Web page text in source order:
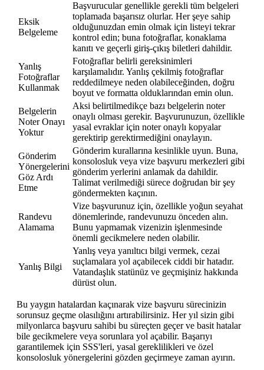
Eksik
Belgeleme
Başvurucular genellikle gerekli tüm belgeleri
toplamada başarısız olurlar. Her şeye sahip
olduğunuzdan emin olmak için listeyi tekrar
kontrol edin; buna fotoğraflar, konaklama
kanıtı ve geçerli giriş-çıkış biletleri dahildir.
Yanlış
Fotoğraflar
Kullanmak
Fotoğraflar belirli gereksinimleri
karşılamalıdır. Yanlış çekilmiş fotoğraflar
reddedilmeye neden olabileceğinden, doğru
boyut ve formatta olduklarından emin olun.
Belgelerin
Noter Onayı
Yoktur
Aksi belirtilmedikçe bazı belgelerin noter
onaylı olması gerekir. Başvurunuzun, özellikle
yasal evraklar için noter onaylı kopyalar
gerektirip gerektirmediğini onaylayın.
Gönderim
Yönergelerini
Göz Ardı
Etme
Gönderim kurallarına kesinlikle uyun. Buna,
konsolosluk veya vize başvuru merkezleri gibi
gönderim yerlerini anlamak da dahildir.
Talimat verilmediği sürece doğrudan bir şey
göndermekten kaçının.
Randevu
Alamama
Vize başvurunuz için, özellikle yoğun seyahat
dönemlerinde, randevunuzu önceden alın.
Bunu yapmamak vizenizin işlenmesinde
önemli gecikmelere neden olabilir.
Yanlış Bilgi
Yanlış veya yanıltıcı bilgi vermek, cezai
suçlamalara yol açabilecek ciddi bir hatadır.
Vatandaşlık statünüz ve geçmişiniz hakkında
dürüst olun.
Bu yaygın hatalardan kaçınarak vize başvuru sürecinizin
sorunsuz geçme olasılığını artırabilirsiniz. Her yıl sizin gibi
milyonlarca başvuru sahibi bu süreçten geçer ve basit hatalar
bile gecikmelere veya sorunlara yol açabilir. Başarıyı
garantilemek için SSS'leri, yasal gereklilikleri ve özel
konsolosluk yönergelerini gözden geçirmeye zaman ayırın.